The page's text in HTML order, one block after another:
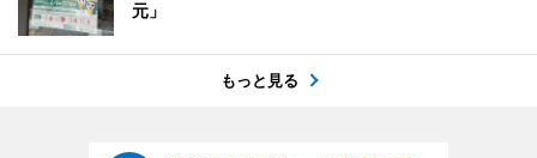
元」
もっと見る